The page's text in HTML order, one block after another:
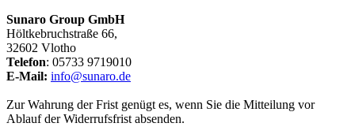
Sunaro Group GmbH
Höltkebruchstraße 66,
32602 Vlotho
Telefon: 05733 9719010
E-Mail: info@sunaro.de
Zur Wahrung der Frist genügt es, wenn Sie die Mitteilung vor
Ablauf der Widerrufsfrist absenden.